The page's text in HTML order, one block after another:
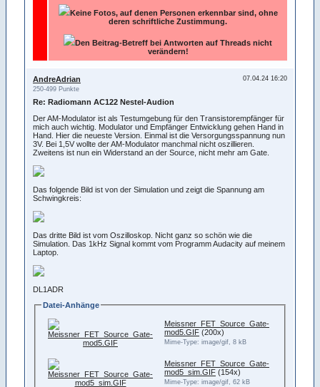
Keine Fotos, auf denen Personen erkennbar sind, ohne
deren schriftliche Zustimmung.
Den Beitrag-Betreff bei Antworten auf Threads nicht
verändern!
07.04.24 16:20
AndreAdrian
250-499 Punkte
Re: Radiomann AC122 Nestel-Audion
Der AM-Modulator ist als Testumgebung für den Transistorempfänger für
mich auch wichtig. Modulator und Empfänger Entwicklung gehen Hand in
Hand. Hier die neueste Version. Einmal ist die Versorgungsspannung nun
3V. Bei 1,5V wollte der AM-Modulator manchmal nicht oszillieren.
Zweitens ist nun ein Widerstand an der Source, nicht mehr am Gate.
Das folgende Bild ist von der Simulation und zeigt die Spannung am
Schwingkreis:
Das dritte Bild ist vom Oszilloskop. Nicht ganz so schön wie die
Simulation. Das 1kHz Signal kommt vom Programm Audacity auf meinem
Laptop.
DL1ADR
Datei-Anhänge
Meissner_FET_Source_Gate-
mod5.GIF (200x)
Mime-Type: image/gif, 8 kB
Meissner_FET_Source_Gate-
mod5_sim.GIF (154x)
Mime-Type: image/gif, 62 kB